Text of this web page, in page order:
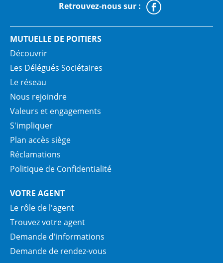
Retrouvez-nous sur :
MUTUELLE DE POITIERS
Découvrir
Les Délégués Sociétaires
Le réseau
Nous rejoindre
Valeurs et engagements
S'impliquer
Plan accès siège
Réclamations
Politique de Confidentialité
VOTRE AGENT
Le rôle de l'agent
Trouvez votre agent
Demande d'informations
Demande de rendez-vous